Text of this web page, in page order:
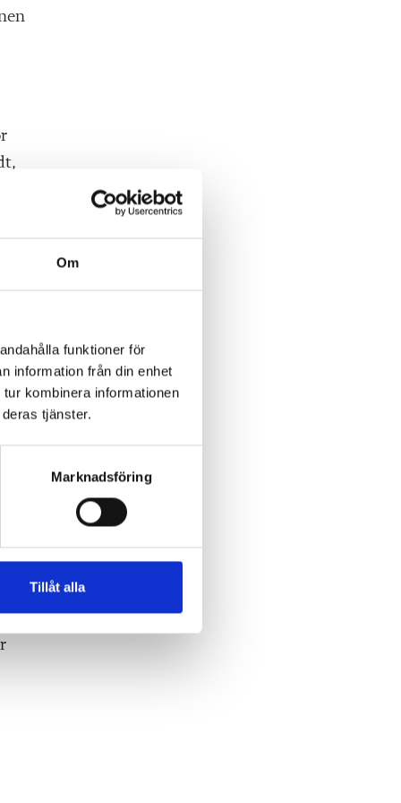
Om
funktioner för
information från din enhet
kombinera informationen
tjänster.
Marknadsföring
Tillåt alla